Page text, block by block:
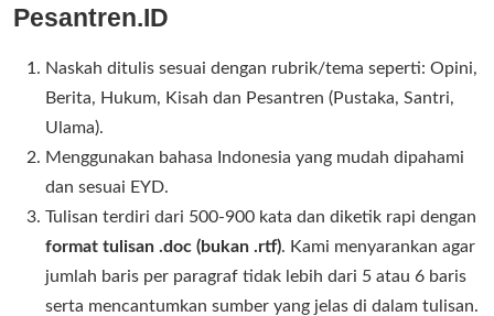
Pesantren.ID
Naskah ditulis sesuai dengan rubrik/tema seperti: Opini,
Berita, Hukum, Kisah dan Pesantren (Pustaka, Santri,
Ulama).
Menggunakan bahasa Indonesia yang mudah dipahami
dan sesuai EYD.
Tulisan terdiri dari 500-900 kata dan diketik rapi dengan
format tulisan .doc (bukan .rtf). Kami menyarankan agar
jumlah baris per paragraf tidak lebih dari 5 atau 6 baris
serta mencantumkan sumber yang jelas di dalam tulisan.